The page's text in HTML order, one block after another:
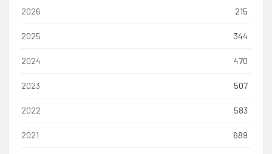
2026 215
2025 344
2024 470
2023 507
2022 583
2021 689